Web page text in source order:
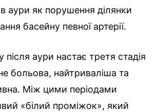
аури як порушення ділянки
басейну певної артерії.
після аури настає третя стадія
больова, найтриваліша та
Між цими періодами
«білий проміжок», який